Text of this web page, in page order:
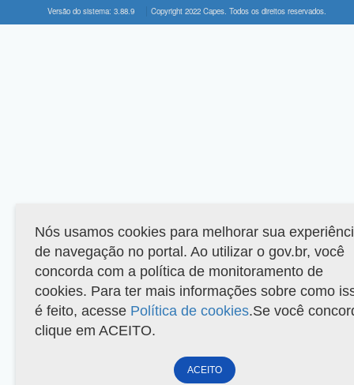
Versão do sistema: 3.88.9 Copyright 2022 Capes. Todos os direitos reservados.
Nós usamos cookies para melhorar sua
de navegação no portal. Ao utilizar o gov.br, você
concorda com a política de monitoramento de
cookies. Para ter mais informações sobre como
é feito, acesse Política de cookies.Se você
clique em ACEITO.
ACEITO